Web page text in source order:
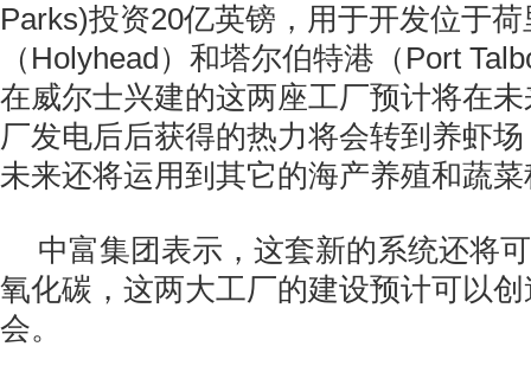
Parks)投资20亿英镑，用于开发位于
（Holyhead）和塔尔伯特港（Port
在威尔士兴建的这两座工厂预计将在
厂发电后后获得的热力将会转到养虾
未来还将运用到其它的海产养殖和蔬
中富集团表示，这套新的系统还将
氧化碳，这两大工厂的建设预计可以
会。